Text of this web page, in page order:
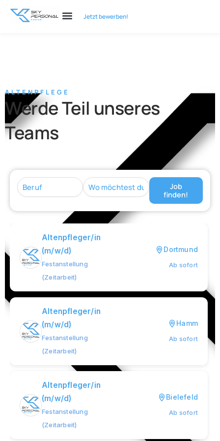
Zum
Inhalt
Jetzt bewerben!
ALTENPFLEGE
Werde Teil unseres
Teams
Job
finden!
Altenpfleger/in
(m/w/d)
Festanstellung
(Zeitarbeit)
Dortmund
Ab sofort
Altenpfleger/in
(m/w/d)
Festanstellung
(Zeitarbeit)
Hamm
Ab sofort
Altenpfleger/in
(m/w/d)
Festanstellung
(Zeitarbeit)
Bielefeld
Ab sofort